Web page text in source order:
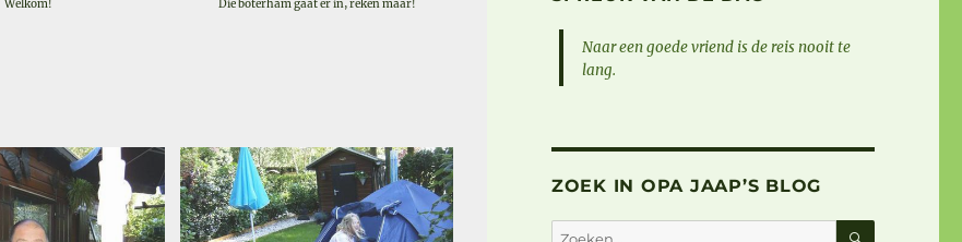
Welkom! Die boterham gaat er in, reken maar!
Naar een goede vriend is de reis nooit te
lang.
ZOEK IN OPA JAAP’S BLOG
Zoeken
ZOEKEN